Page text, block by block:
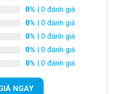
rãnh và gai giúp bánh xe ma sát
hữu ích nếu chúng ta đi vào khu
ướt mưa
0% | 0 đánh giá
0% | 0 đánh giá
0% | 0 đánh giá
0% | 0 đánh giá
0% | 0 đánh giá
NGAY